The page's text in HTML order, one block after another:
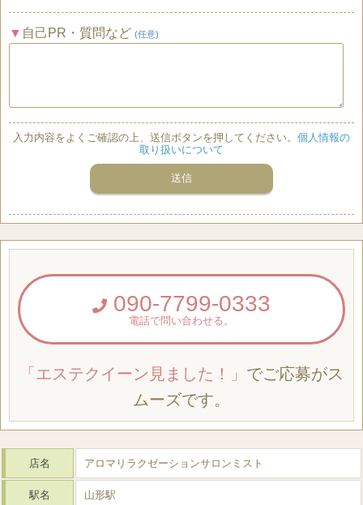
自己PR・質問など (任意)
入力内容をよくご確認の上、送信ボタンを押してください。 個人情報の
取り扱いについて
090-7799-0333
電話で問い合わせる。
「エステクイーン見ました！」 でご応募がス
ムーズです。
店名 アロマリラクゼーションサロンミスト
駅名 山形駅